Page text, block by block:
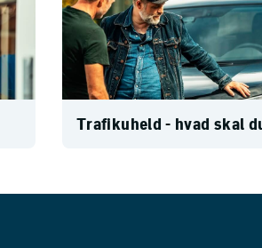
Trafikuheld - hvad skal